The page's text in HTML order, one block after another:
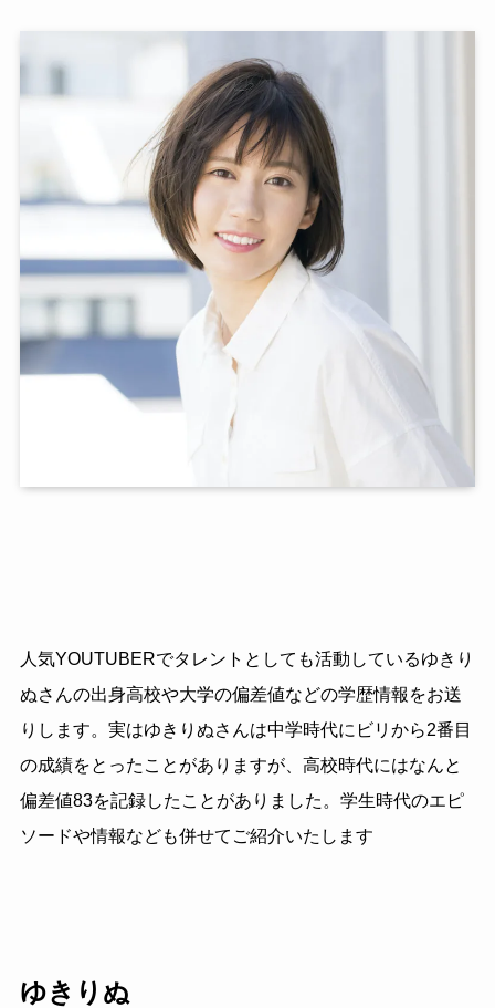
人気YOUTUBERでタレントとしても活動しているゆきり
ぬさんの出身高校や大学の偏差値などの学歴情報をお送
りします。実はゆきりぬさんは中学時代にビリから2番目
の成績をとったことがありますが、高校時代にはなんと
偏差値83を記録したことがありました。学生時代のエピ
ソードや情報なども併せてご紹介いたします
ゆきりぬ